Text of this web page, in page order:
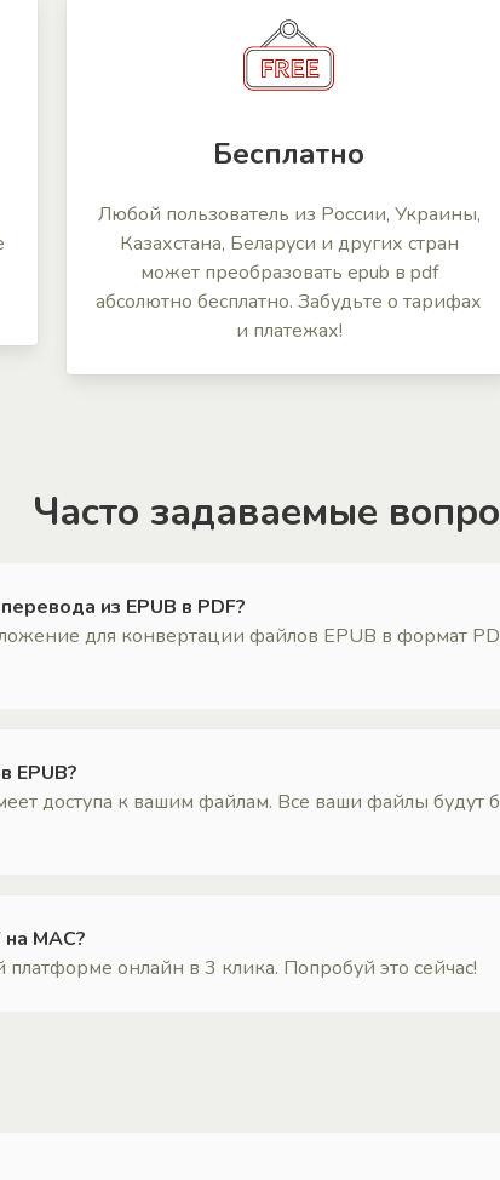
Бесплатно
Любой пользователь из России, Украины,
Казахстана, Беларуси и других стран
может преобразовать epub в pdf
абсолютно бесплатно. Забудьте о тарифах
и платежах!
Часто задаваемые
из EPUB в PDF?
для конвертации файлов EPUB в формат
EPUB?
доступа к вашим файлам. Все ваши файлы будут
MAC?
онлайн в 3 клика. Попробуй это сейчас!